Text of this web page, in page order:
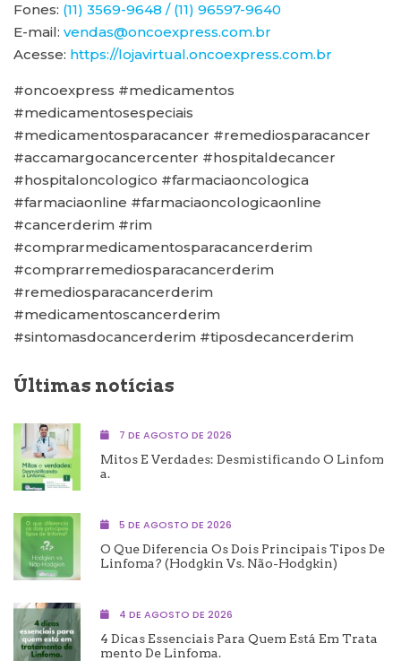
Fones: (11) 3569-9648 / (11) 96597-9640
E-mail: vendas@oncoexpress.com.br
Acesse: https://lojavirtual.oncoexpress.com.br
#oncoexpress #medicamentos
#medicamentosespeciais
#medicamentosparacancer #remediosparacancer
#accamargocancercenter #hospitaldecancer
#hospitaloncologico #farmaciaoncologica
#farmaciaonline #farmaciaoncologicaonline
#cancerderim #rim
#comprarmedicamentosparacancerderim
#comprarremediosparacancerderim
#remediosparacancerderim
#medicamentoscancerderim
#sintomasdocancerderim #tiposdecancerderim
Últimas notícias
7 DE AGOSTO DE 2026
Mitos E Verdades: Desmistificando O Linfom
A.
5 DE AGOSTO DE 2026
O Que Diferencia Os Dois Principais Tipos De
Linfoma? (Hodgkin Vs. Não-Hodgkin)
4 DE AGOSTO DE 2026
4 Dicas Essenciais Para Quem Está Em Trata
Mento De Linfoma.